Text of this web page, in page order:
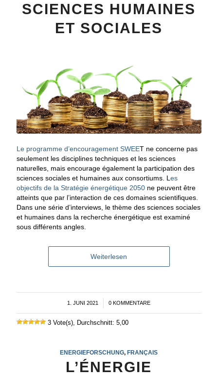
SCIENCES HUMAINES
ET SOCIALES
Le programme d’encouragement SWEET ne concerne pas
seulement les disciplines techniques et les sciences
naturelles, mais encourage également la participation des
sciences sociales et humaines aux consortiums. Les
objectifs de la Stratégie énergétique 2050ne peuvent être
atteints que par l’interaction de ces domaines scientifiques.
Dans une série d’interviews, le thème des sciences sociales
et humaines dans la recherche énergétique est examiné
sous différents angles.
Weiterlesen
1. JUNI 2021
/ 0 KOMMENTARE
3 Vote(s), Durchschnitt: 5,00
ENERGIEFORSCHUNG, FRANÇAIS
L’ÉNERGIE